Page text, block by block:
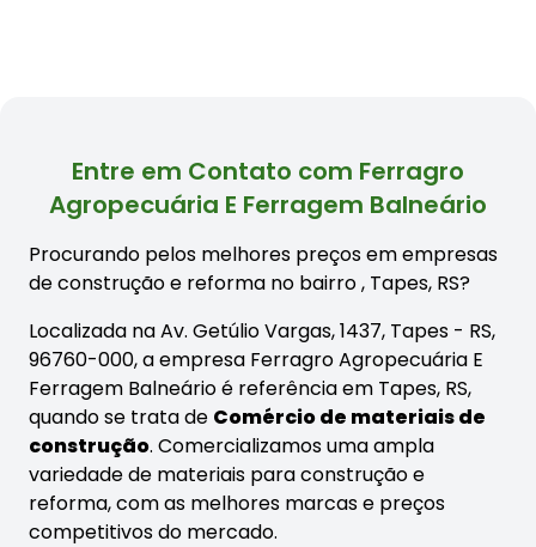
Entre em Contato com Ferragro
Agropecuária E Ferragem Balneário
Procurando pelos melhores preços em empresas
de construção e reforma no bairro, Tapes, RS?
Localizada na Av. Getúlio Vargas, 1437, Tapes - RS,
96760-000, a empresa Ferragro Agropecuária E
Ferragem Balneário é referência em Tapes, RS,
quando se trata de Comércio de materiais de
construção. Comercializamos uma ampla
variedade de materiais para construção e
reforma, com as melhores marcas e preços
competitivos do mercado.